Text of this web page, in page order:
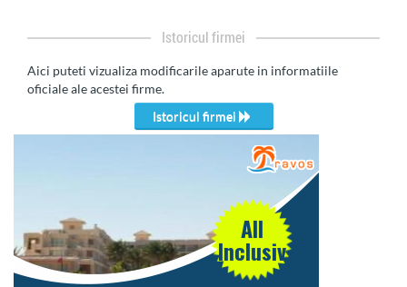
Istoricul firmei
Aici puteti vizualiza modificarile aparute in informatiile
oficiale ale acestei firme.
Istoricul firmei